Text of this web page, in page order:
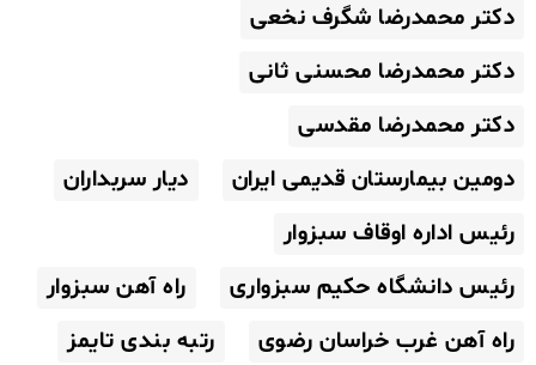
دکتر محمدرضا شگرف نخعی
دکتر محمدرضا محسنی ثانی
دکتر محمدرضا مقدسی
دومین بیمارستان قدیمی ایران
دیار سربداران
رئیس اداره اوقاف سبزوار
رئیس دانشگاه حکیم سبزواری
راه آهن سبزوار
راه آهن غرب خراسان رضوی
رتبه بندی تایمز